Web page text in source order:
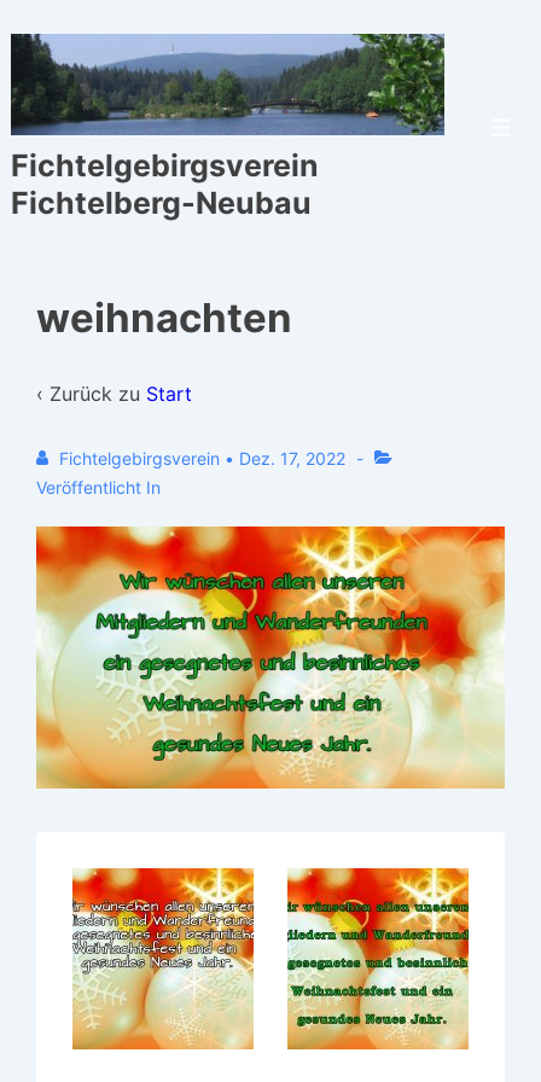
Zum
Inhalt
Fichtelgebirgsverein
Fichtelberg-Neubau
weihnachten
‹ Zurück zu Start
Fichtelgebirgsverein • Dez. 17, 2022
Veröffentlicht In